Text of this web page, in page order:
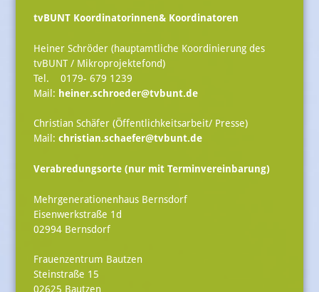
tvBUNT Koordinatorinnen& Koordinatoren
Heiner Schröder (hauptamtliche Koordinierung des
tvBUNT / Mikroprojektefond)
Tel. 0179- 679 1239
Mail: heiner.schroeder@tvbunt.de
Christian Schäfer (Öffentlichkeitsarbeit/ Presse)
Mail: christian.schaefer@tvbunt.de
Verabredungsorte (nur mit Terminvereinbarung)
Mehrgenerationenhaus Bernsdorf
Eisenwerkstraße 1d
02994 Bernsdorf
Frauenzentrum Bautzen
Steinstraße 15
02625 Bautzen